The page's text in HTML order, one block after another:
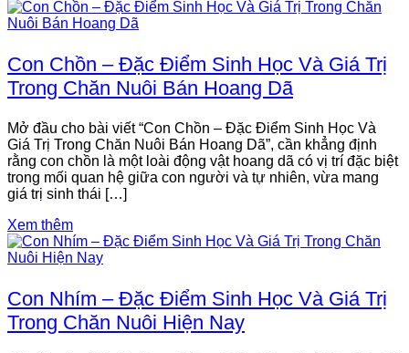
Con Chồn – Đặc Điểm Sinh Học Và Giá Trị
Trong Chăn Nuôi Bán Hoang Dã
Mở đầu cho bài viết “Con Chồn – Đặc Điểm Sinh Học Và
Giá Trị Trong Chăn Nuôi Bán Hoang Dã”, cần khẳng định
rằng con chồn là một loài động vật hoang dã có vị trí đặc biệt
trong mối quan hệ giữa con người và tự nhiên, vừa mang
giá trị sinh thái […]
Xem thêm
Con Nhím – Đặc Điểm Sinh Học Và Giá Trị
Trong Chăn Nuôi Hiện Nay